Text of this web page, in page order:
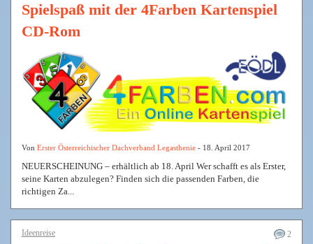
Spielspaß mit der 4Farben Kartenspiel
CD-Rom
Von Erster Österreichischer Dachverband Legasthenie - 18. April 2017
NEUERSCHEINUNG – erhältlich ab 18. April Wer schafft es als Erster,
seine Karten abzulegen? Finden sich die passenden Farben, die
richtigen Za...
2
Ideenreise